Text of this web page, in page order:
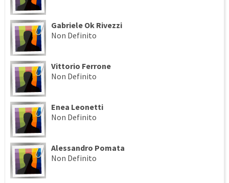
Gabriele Ok Rivezzi
Non Definito
Vittorio Ferrone
Non Definito
Enea Leonetti
Non Definito
Alessandro Pomata
Non Definito